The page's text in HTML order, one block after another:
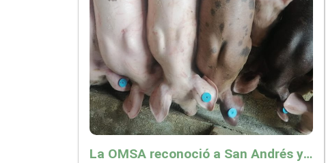
La OMSA reconoció a San Andrés y Providencia como zona libre de Peste Porcina Clásica (PPC)